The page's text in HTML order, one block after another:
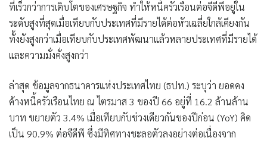
ที่เร็วกว่าการเติบโตของเศรษฐกิจ ทำให้หนี้ครัวเรือนต่อจีดีพีอยู่ใน
ระดับสูงที่สุดเมื่อเทียบกับประเทศที่มีรายได้ต่อหัวเฉลี่ยใกล้เคียงกัน
ทั้งยังสูงกว่าเมื่อเทียบกับประเทศพัฒนาแล้วหลายประเทศที่มีรายได้
และความมั่งคั่งสูงกว่า
ล่าสุด ข้อมูลจากธนาคารแห่งประเทศไทย (ธปท.) ระบุว่า ยอดคง
ค้างหนี้ครัวเรือนไทย ณ ไตรมาส 3 ของปี 66 อยู่ที่ 16.2 ล้านล้าน
บาท ขยายตัว 3.4% เมื่อเทียบกับช่วงเดียวกันของปีก่อน (YoY) คิด
เป็น 90.9% ต่อจีดีพี ซึ่งมีทิศทางชะลอตัวลงอย่างต่อเนื่องจาก